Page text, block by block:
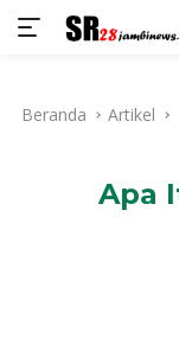
kontenBeranda Artikel
Apa